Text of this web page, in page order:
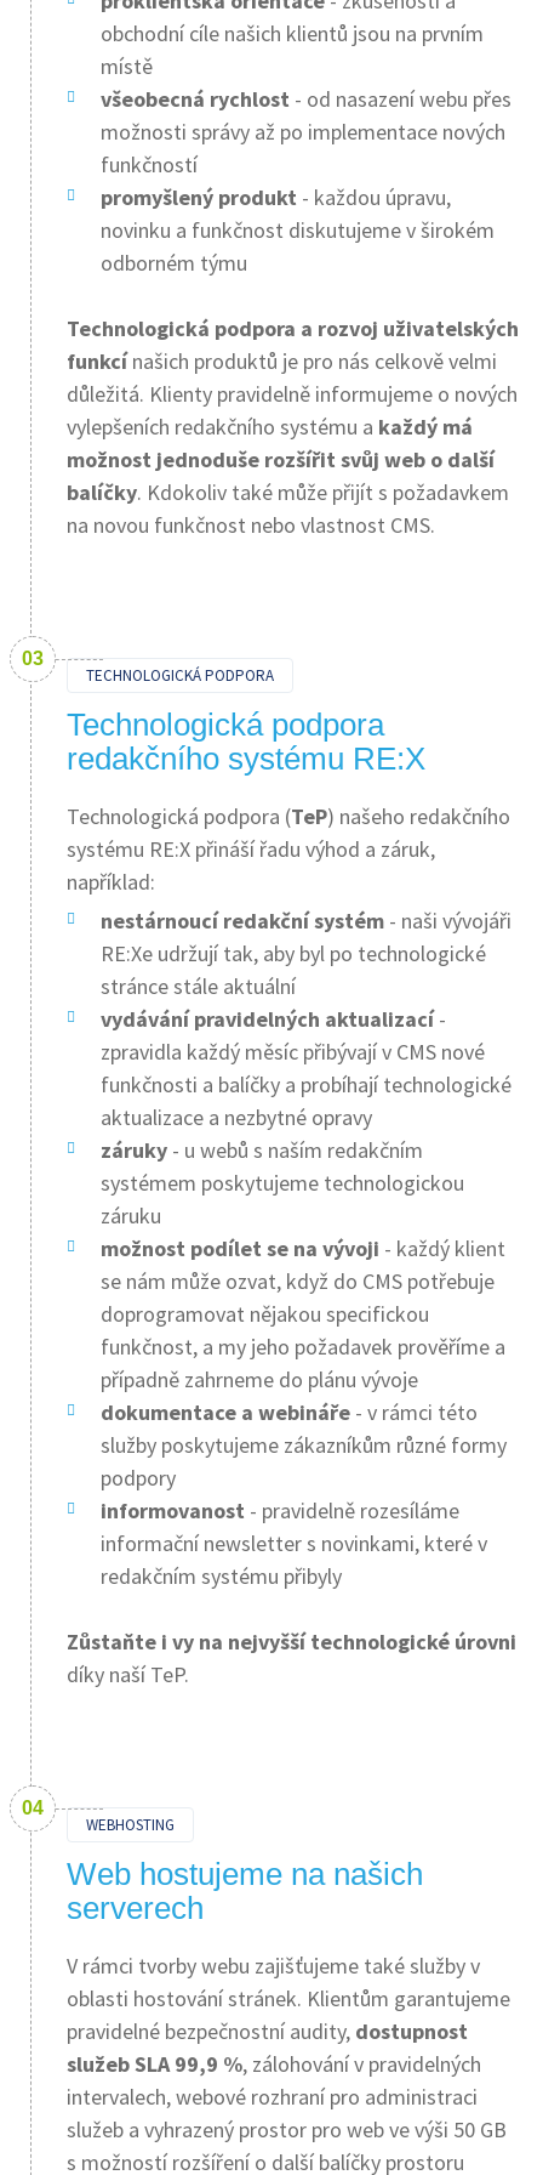
obchodní cíle našich klientů jsou na prvním
místě
všeobecná rychlost - od nasazení webu přes
možnosti správy až po implementace nových
funkčností
promyšlený produkt - každou úpravu,
novinku a funkčnost diskutujeme v širokém
odborném týmu
Technologická podpora a rozvoj uživatelských
funkcínašich produktů je pro nás celkově velmi
důležitá. Klienty pravidelně informujeme o nových
vylepšeních redakčního systému a každý má
možnost jednoduše rozšířit svůj web o další
balíčky. Kdokoliv také může přijít s požadavkem
na novou funkčnost nebo vlastnost CMS.
TECHNOLOGICKÁ PODPORA
Technologická podpora
redakčního systému RE:X
Technologická podpora (TeP) našeho redakčního
systému RE:X přináší řadu výhod a záruk,
například:
nestárnoucí redakční systém - naši vývojáři
RE:Xe udržují tak, aby byl po technologické
stránce stále aktuální
vydávání pravidelných aktualizací-
zpravidla každý měsíc přibývají v CMS nové
funkčnosti a balíčky a probíhají technologické
aktualizace a nezbytné opravy
záruky - u webů s naším redakčním
systémem poskytujeme technologickou
záruku
možnost podílet se na vývoji - každý klient
se nám může ozvat, když do CMS potřebuje
doprogramovat nějakou specifickou
funkčnost, a my jeho požadavek prověříme a
případně zahrneme do plánu vývoje
dokumentace a webináře - v rámci této
služby poskytujeme zákazníkům různé formy
podpory
informovanost - pravidelně rozesíláme
informační newsletter s novinkami, které v
redakčním systému přibyly
Zůstaňte i vy na nejvyšší technologické úrovni
díky naší TeP.
WEBHOSTING
Web hostujeme na našich
serverech
V rámci tvorby webu zajišťujeme také služby v
oblasti hostování stránek. Klientům garantujeme
pravidelné bezpečnostní audity, dostupnost
služeb SLA 99,9 %, zálohování v pravidelných
intervalech, webové rozhraní pro administraci
služeb a vyhrazený prostor pro web ve výši 50 GB
s možností rozšíření o další balíčky prostoru